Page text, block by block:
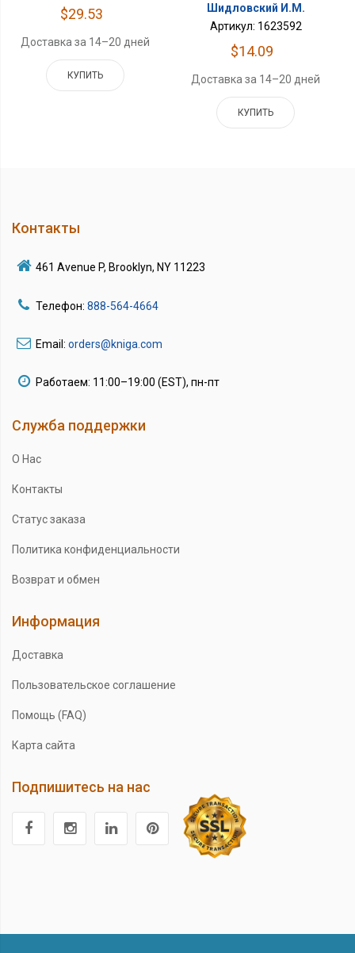
$29.53
Доставка за 14–20 дней
КУПИТЬ
Шидловский И.М.
Артикул: 1623592
$14.09
Доставка за 14–20 дней
КУПИТЬ
Контакты
461 Avenue P, Brooklyn, NY 11223
Телефон: 888-564-4664
Email: orders@kniga.com
Работаем: 11:00–19:00 (EST), пн-пт
Служба поддержки
О Нас
Контакты
Статус заказа
Политика конфиденциальности
Возврат и обмен
Информация
Доставка
Пользовательское соглашение
Помощь (FAQ)
Карта сайта
Подпишитесь на нас